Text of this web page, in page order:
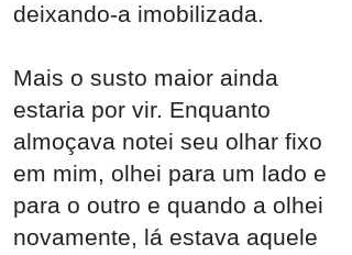
deixando-a imobilizada.
Mais o susto maior ainda
estaria por vir. Enquanto
almoçava notei seu olhar fixo
em mim, olhei para um lado e
para o outro e quando a olhei
novamente, lá estava aquele